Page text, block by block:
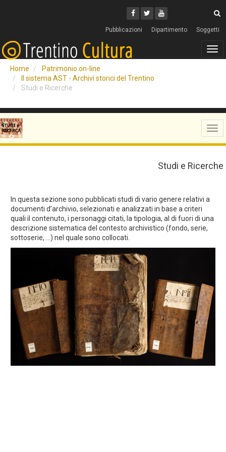
Facebook
Twitter
Youtube
Pubblicazioni Dipartimento Soggetti
Home
Patrimonio on-line
Il sistema AST - Archivi storici del Trentino
Studi e Ricerche
Studi e Ricerche
In questa sezione sono pubblicati studi di vario genere relativi a
documenti d’archivio, selezionati e analizzati in base a criteri
quali il contenuto, i personaggi citati, la tipologia, al di fuori di una
descrizione sistematica del contesto archivistico (fondo, serie,
sottoserie, ...) nel quale sono collocati.